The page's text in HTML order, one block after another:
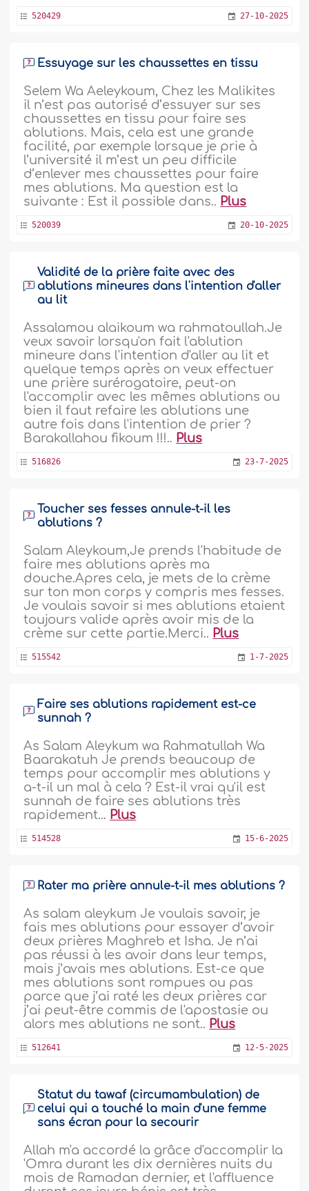
520429 27-10-2025
Essuyage sur les chaussettes en tissu
Selem Wa Aeleykoum, Chez les Malikites
il n’est pas autorisé d’essuyer sur ses
chaussettes en tissu pour faire ses
ablutions. Mais, cela est une grande
facilité, par exemple lorsque je prie à
l’université il m’est un peu difficile
d’enlever mes chaussettes pour faire
mes ablutions. Ma question est la
suivante : Est il possible dans.. Plus
520039 20-10-2025
Validité de la prière faite avec des
ablutions mineures dans l'intention d'aller
au lit
Assalamou alaikoum wa rahmatoullah.Je
veux savoir lorsqu'on fait l'ablution
mineure dans l'intention d'aller au lit et
quelque temps après on veux effectuer
une prière surérogatoire, peut-on
l'accomplir avec les mêmes ablutions ou
bien il faut refaire les ablutions une
autre fois dans l'intention de prier ?
Barakallahou fikoum !!!.. Plus
516826 23-7-2025
Toucher ses fesses annule-t-il les
ablutions ?
Salam Aleykoum,Je prends l'habitude de
faire mes ablutions après ma
douche.Apres cela, je mets de la crème
sur ton mon corps y compris mes fesses.
Je voulais savoir si mes ablutions etaient
toujours valide après avoir mis de la
crème sur cette partie.Merci.. Plus
515542 1-7-2025
Faire ses ablutions rapidement est-ce
sunnah ?
As Salam Aleykum wa Rahmatullah Wa
Baarakatuh Je prends beaucoup de
temps pour accomplir mes ablutions y
a-t-il un mal à cela ? Est-il vrai qu'il est
sunnah de faire ses ablutions très
rapidement... Plus
514528 15-6-2025
Rater ma prière annule-t-il mes ablutions ?
As salam aleykum Je voulais savoir, je
fais mes ablutions pour essayer d’avoir
deux prières Maghreb et Isha. Je n’ai
pas réussi à les avoir dans leur temps,
mais j’avais mes ablutions. Est-ce que
mes ablutions sont rompues ou pas
parce que j’ai raté les deux prières car
j’ai peut-être commis de l'apostasie ou
alors mes ablutions ne sont.. Plus
512641 12-5-2025
Statut du tawaf (circumambulation) de
celui qui a touché la main d'une femme
sans écran pour la secourir
Allah m'a accordé la grâce d'accomplir la
'Omra durant les dix dernières nuits du
mois de Ramadan dernier, et l'affluence